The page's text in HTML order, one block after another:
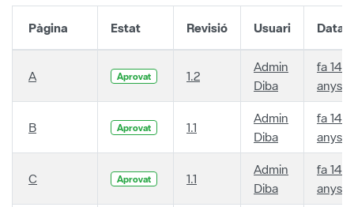
Pàgina Estat Revisió Usuari Data
A Aprovat 1.2
Admin
Diba
fa 14
anys
B Aprovat 1.1
Admin
Diba
fa 14
anys
C Aprovat 1.1
Admin
Diba
fa 14
anys